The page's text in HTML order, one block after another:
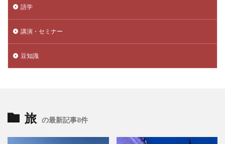
語学
講演・セミナー
豆知識
旅 の最新記事8件